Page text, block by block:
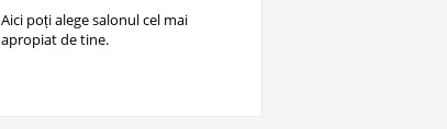
Aici poți alege salonul cel mai
apropiat de tine.